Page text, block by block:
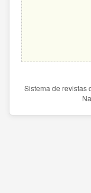
Sistema de revistas